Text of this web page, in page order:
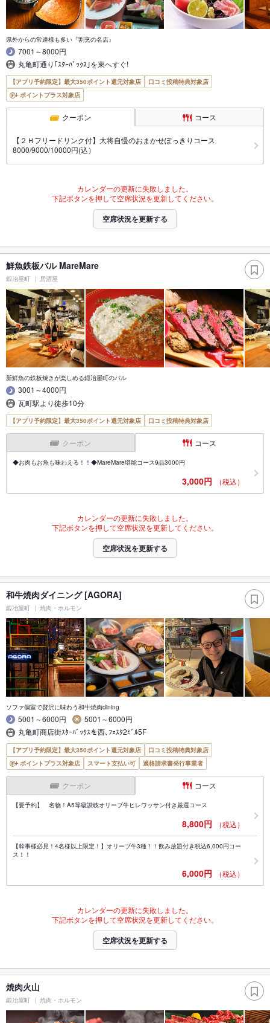
県外からの常連様も多い『割烹の名店』
7001～8000円
丸亀町通り｢ｽﾀｰﾊﾞｯｸｽ｣を東へすぐ!
【アプリ予約限定】最大350ポイント還元対象店
口コミ投稿特典対象店
ポイントプラス対象店
クーポン コース
【２Ｈフリードリンク付】大将自慢のおまかせぽっきりコース
8000/9000/10000円(込）
カレンダーの更新に失敗しました。
下記ボタンを押して空席状況を更新してください。
空席状況を更新する
鮮魚鉄板バル MareMare
鍛冶屋町 居酒屋
新鮮魚の鉄板焼きが楽しめる鍛冶屋町のバル
3001～4000円
瓦町駅より徒歩10分
【アプリ予約限定】最大350ポイント還元対象店 口コミ投稿特典対象店
クーポン コース
◆お肉もお魚も味わえる！！◆MareMare堪能コース9品3000円
3,000円 （税込）
カレンダーの更新に失敗しました。
下記ボタンを押して空席状況を更新してください。
空席状況を更新する
和牛焼肉ダイニング [AGORA]
鍛冶屋町 焼肉・ホルモン
ソファ個室で贅沢に味わう和牛焼肉dining
5001～6000円
5001～6000円
丸亀町商店街ｽﾀｰﾊﾞｯｸｽを西､ﾌｪｽﾀ2ﾋﾞﾙ5F
【アプリ予約限定】最大350ポイント還元対象店
口コミ投稿特典対象店
ポイントプラス対象店
スマート支払い可 適格請求書発行事業者
クーポン コース
【要予約】 名物！A5等級讃岐オリーブ牛ヒレワッサン付き厳選コース
8,800円 （税込）
【幹事様必見！4名様以上限定！】オリーブ牛3種！！飲み放題付き税込6,000円コー
ス！！
6,000円 （税込）
カレンダーの更新に失敗しました。
下記ボタンを押して空席状況を更新してください。
空席状況を更新する
焼肉火山
鍛冶屋町 焼肉・ホルモン